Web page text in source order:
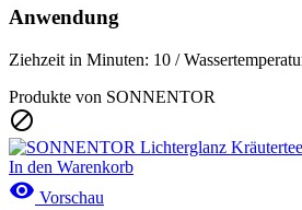
Anwendung
Ziehzeit in Minuten: 10 /
Produkte von SONNENTOR

In den Warenkorb
 Vorschau